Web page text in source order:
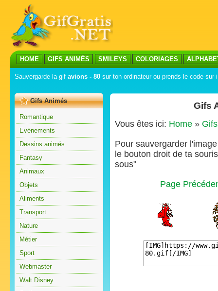
HOME GIFS ANIMÉS SMILEYS COLORIAGES
Sauvergarde la gif avions - 80 sur ton ordinateur ou prends le code sur
Gifs Animés
Romantique
Evénements
Dessins animés
Fantasy
Animaux
Objets
Aliments
Transport
Nature
Métier
Sport
Webmaster
Walt Disney
Gifs
Vous êtes ici: Home »
Pour sauvergarder
le bouton droit de ta
sous"
Page